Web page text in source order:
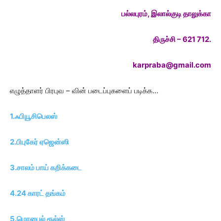
பல்லபுரம், இலால்குடி தாலுக்கா
திருச்சி – 621 712.
karpraba@gmail.com
எழுத்தாளர் பிரபுவ – வின் படைப்புகளைப் படிக்க…
1.ஃபியூசிபெலஸ்
2.பிபுகேர் ஏஜென்ஸி
3.சாலம் பாய் கறிக்கடை
4.24 காரட் தங்கம்
5.மொபைல் ரூல்ஸ்